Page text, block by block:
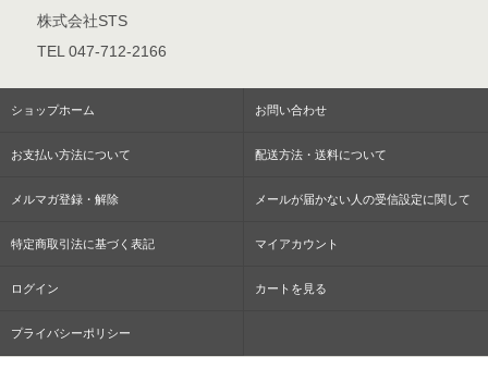
株式会社STS
TEL 047-712-2166
ショップホーム お問い合わせ
お支払い方法について 配送方法・送料について
メルマガ登録・解除 メールが届かない人の受信設定に関して
特定商取引法に基づく表記 マイアカウント
ログイン カートを見る
プライバシーポリシー